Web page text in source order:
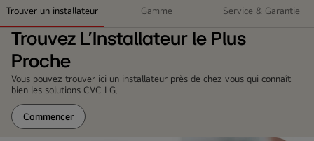
Trouver un installateur Gamme Service & Garantie
Trouvez L'Installateur le Plus
Proche
Vous pouvez trouver ici un installateur près de chez vous qui connaît
bien les solutions CVC LG.
Commencer